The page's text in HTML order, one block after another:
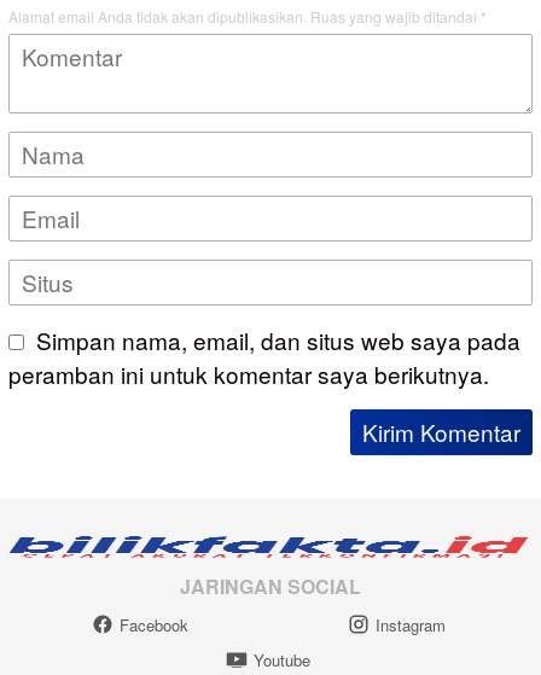
Alamat email Anda tidak akan dipublikasikan. Ruas yang wajib ditandai *
Simpan nama, email, dan situs web saya pada
peramban ini untuk komentar saya berikutnya.
JARINGAN SOCIAL
Facebook
Instagram
Youtube